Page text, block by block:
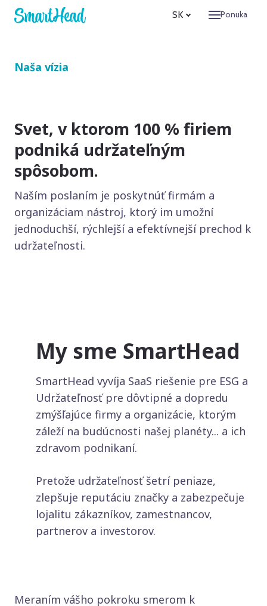
Ponuka
SK
Naša vízia
Svet, v ktorom 100 % firiem
podniká udržateľným
spôsobom.
Naším poslaním je poskytnúť firmám a
organizáciam nástroj, ktorý im umožní
jednoduchší, rýchlejší a efektívnejší prechod k
udržateľnosti.
My sme SmartHead
SmartHead vyvíja SaaS riešenie pre ESG a
Udržateľnosť pre dôvtipné a dopredu
zmýšľajúce firmy a organizácie, ktorým
záleží na budúcnosti našej planéty... a ich
zdravom podnikaní.
Pretože udržateľnosť šetrí peniaze,
zlepšuje reputáciu značky a zabezpečuje
lojalitu zákazníkov, zamestnancov,
partnerov a investorov.
Meraním vášho pokroku smerom k